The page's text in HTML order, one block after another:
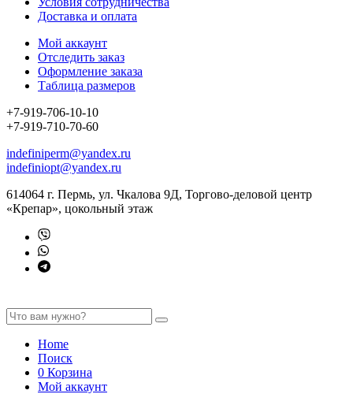
Доставка и оплата
Мой аккаунт
Отследить заказ
Оформление заказа
Таблица размеров
+7-919-706-10-10
+7-919-710-70-60
indefiniperm@yandex.ru
indefiniopt@yandex.ru
614064 г. Пермь, ул. Чкалова 9Д, Торгово-деловой центр
«Крепар», цокольный этаж
Home
Поиск
0 Корзина
Мой аккаунт